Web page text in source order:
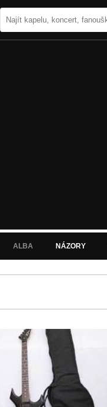
ALBA NÁZORY